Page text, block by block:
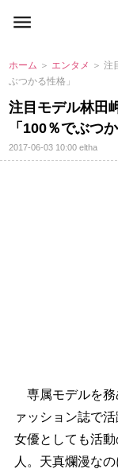
ホーム ＞ エンタメ ＞ 注
ぶつかる性格」
注目モデル林田
「100％でぶつ
2017-06-03 10:00eltha
専属モデルを務
ァッション誌で
女優としても活
人。天真爛漫な